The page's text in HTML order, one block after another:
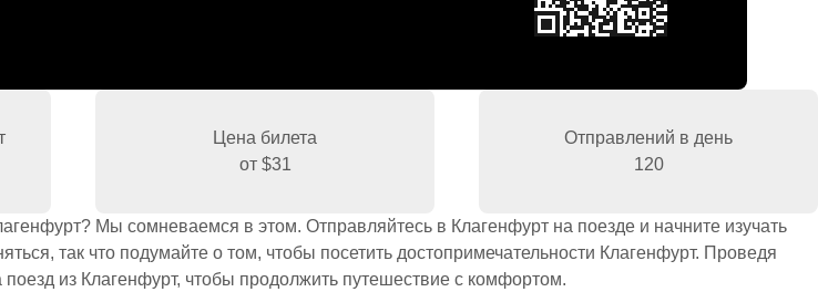
Цена билета
от $31
Отправлений в день
120
Мы сомневаемся в этом. Отправляйтесь в Клагенфурт на поезде и начните изучать
так что подумайте о том, чтобы посетить достопримечательности Клагенфурт. Проведя
из Клагенфурт, чтобы продолжить путешествие с комфортом.